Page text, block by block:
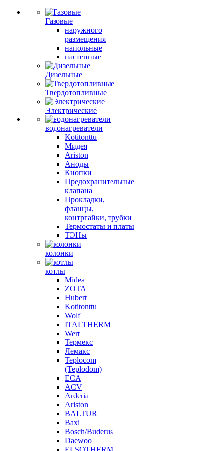
Газовые
наружного
размещения
напольные
настенные
Дизельные
Твердотопливные
Электрические
водонагреватели
Kotitonttu
Мидея
Ariston
Аноды
Кнопки
Предохранительные
клапана
Прокладки,
фланцы,
контргайки, трубки
Термостаты и платы
ТЭНы
колонки
котлы
Midea
ZOTA
Hubert
Kotitonttu
Wolf
ITALTHERM
Wert
Термекс
Лемакс
Teplocom
(Teplodom)
ECA
ACV
Arderia
Ariston
BALTUR
Baxi
Bosch/Buderus
Daewoo
ELSOTHERM